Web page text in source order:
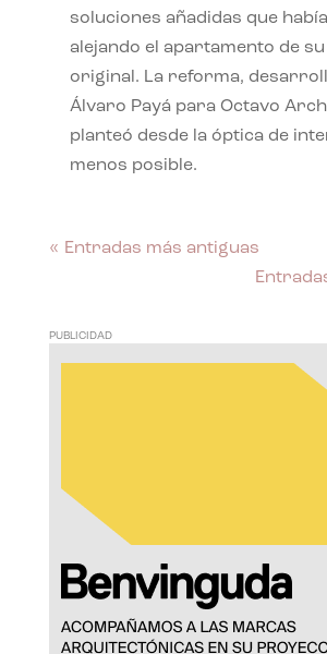
soluciones añadidas que
alejando el apartamento de
original. La reforma,
Álvaro Payá para Octavo
planteó desde la óptica de
menos posible.
« Entradas más antiguas
PUBLICIDAD